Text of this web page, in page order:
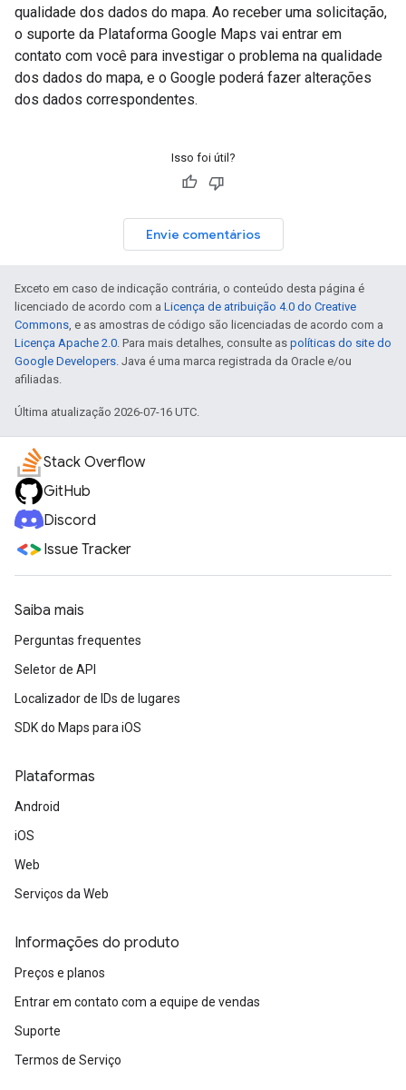
qualidade dos dados do mapa. Ao receber uma solicitação,
o suporte da Plataforma Google Maps vai entrar em
contato com você para investigar o problema na qualidade
dos dados do mapa, e o Google poderá fazer alterações
dos dados correspondentes.
Isso foi útil?
Envie comentários
Exceto em caso de indicação contrária, o conteúdo desta página é
licenciado de acordo com a Licença de atribuição 4.0 do Creative
Commons , e as amostras de código são licenciadas de acordo com a
Licença Apache 2.0 . Para mais detalhes, consulte as políticas do site do
Google Developers . Java é uma marca registrada da Oracle e/ou
afiliadas.
Última atualização 2026-07-16 UTC.
Stack Overflow
GitHub
Discord
Issue Tracker
Saiba mais
Perguntas frequentes
Seletor de API
Localizador de IDs de lugares
SDK do Maps para iOS
Plataformas
Android
iOS
Web
Serviços da Web
Informações do produto
Preços e planos
Entrar em contato com a equipe de vendas
Suporte
Termos de Serviço